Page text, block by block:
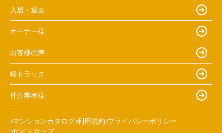
入居・退去
オーナー様
お客様の声
軽トラック
仲介業者様
マンションカタログ 利用規約 プライバシーポリシー